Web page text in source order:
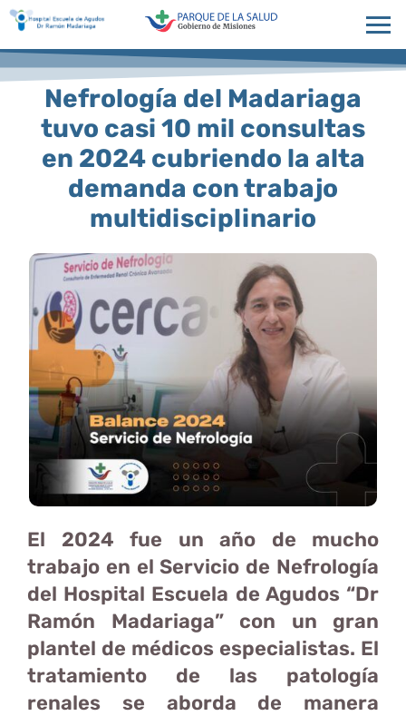
Nefrología del Madariaga
tuvo casi 10 mil consultas
en 2024 cubriendo la alta
demanda con trabajo
multidisciplinario
El 2024 fue un año de mucho
trabajo en el Servicio de Nefrología
del Hospital Escuela de Agudos “Dr
Ramón Madariaga” con un gran
plantel de médicos especialistas. El
tratamiento de las patología
renales se aborda de manera